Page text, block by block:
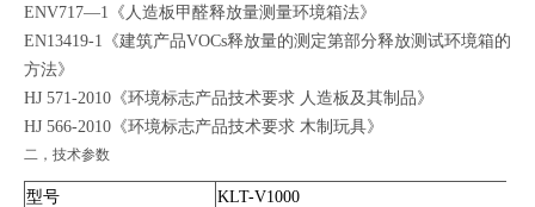
ENV717—1《人造板甲醛释放量测量环境箱法》
EN13419-1《建筑产品VOCs释放量的测定第部分释放测试环境箱的
方法》
HJ 571-2010《环境标志产品技术要求 人造板及其制品》
HJ 566-2010《环境标志产品技术要求 木制玩具》
二，技术参数
型号
KLT-V1000